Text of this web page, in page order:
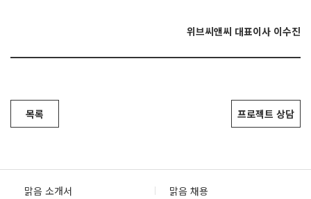
위브씨앤씨 대표이사 이수진
목록 프로젝트 상담
맑음 소개서
맑음 채용